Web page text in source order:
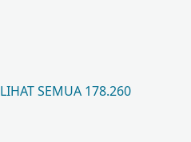
LIHAT SEMUA 178.260